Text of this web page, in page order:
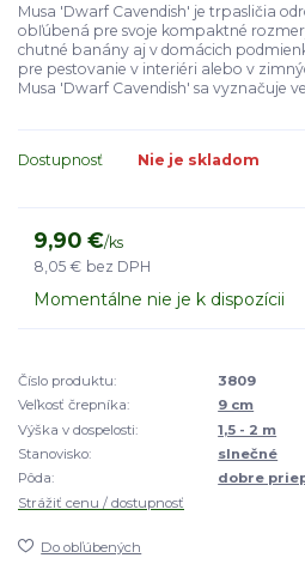
Musa 'Dwarf Cavendish' je trpasličia
obľúbená pre svoje kompaktné
chutné banány aj v domácich
pre pestovanie v interiéri alebo v
Musa 'Dwarf Cavendish' sa vyznačuje
Dostupnosť Nie je skladom
9,90 €/ks
8,05 € bez DPH
Momentálne nie je k dispozícii
Číslo produktu:
3809
Veľkosť črepníka:
9 cm
Výška v dospelosti:
1,5 - 2 m
Stanovisko:
slnečné
Pôda:
dobre
Strážiť cenu / dostupnosť
Do obľúbených